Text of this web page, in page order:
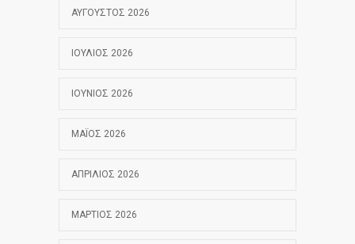
ΑΎΓΟΥΣΤΟΣ 2026
ΙΟΎΛΙΟΣ 2026
ΙΟΎΝΙΟΣ 2026
ΜΆΙΟΣ 2026
ΑΠΡΊΛΙΟΣ 2026
ΜΆΡΤΙΟΣ 2026